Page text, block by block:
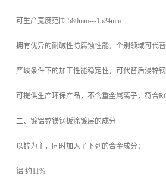
可生产宽度范围 580mm---1524mm
拥有优异的耐碱性防腐蚀性能，个别领域可代
严峻条件下的加工性能稳定性，可代替后浸锌
可提供生产环保产品，不含重金属离子，符合
二、镀铝锌镁钢板涂镀层的成分
以锌为主，同时加入了下列的合金成分：
铝 约11%